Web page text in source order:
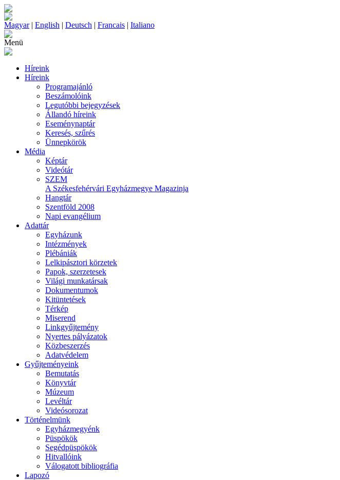
Magyar| English | Deutsch | Francais | Italiano
Menü
Híreink
Híreink
Programajánló
Beszámolóink
Legutóbbi bejegyzések
Állandó híreink
Eseménynaptár
Keresés, szűrés
Ünnepkörök
Média
Képtár
Videótár
SZEM
A Székesfehérvári Egyházmegye Magazinja
Hangtár
Szentföld 2008
Napi evangélium
Adattár
Egyházunk
Intézmények
Plébániák
Lelkipásztori körzetek
Papok, szerzetesek
Világi munkatársak
Dokumentumok
Kitüntetések
Térkép
Miserend
Linkgyűjtemény
Nyertes pályázatok
Közbeszerzés
Adatvédelem
Gyűjteményeink
Bemutatás
Könyvtár
Múzeum
Levéltár
Videósorozat
Történelmünk
Egyházmegyénk
Püspökök
Segédpüspökök
Hitvallóink
Válogatott bibliográfia
Lapozó